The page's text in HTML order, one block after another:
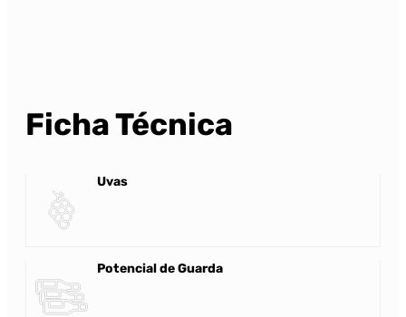
Ficha Técnica
Uvas
Potencial de Guarda